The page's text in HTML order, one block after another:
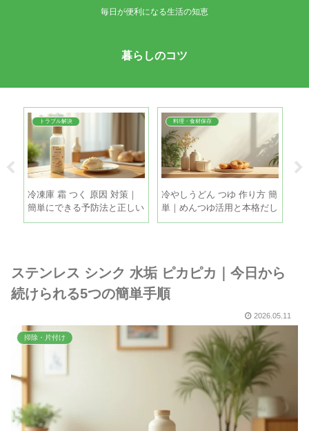
毎日が便利になる生活の知恵
暮らしのコツ
トラブル解決
冷凍庫 霜 つく 原因 対策｜
簡単にできる予防法と正しい
霜取りの手順
料理・食材保存
冷やしうどん つゆ 作り方 簡
単｜めんつゆ活用と本格だし
を5分で
ステンレス シンク 水垢 ピカピカ｜今日から
続けられる5つの簡単手順
2026.05.11
掃除・片付け